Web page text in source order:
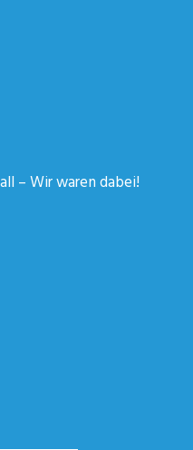
– Wir waren dabei!